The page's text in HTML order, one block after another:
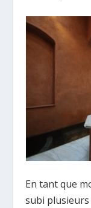
En tant que
subi